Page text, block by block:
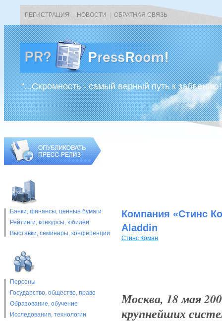
РЕГИСТРАЦИЯ НОВОСТИ ОБРАТНАЯ СВЯЗЬ
“...Скромность - самый верный путь к
Банки, финансы, ценные бумаги
Рейтинги, конкурсы, юбилеи
Выставки, cеминары, конференции
Персоны
Государство, общество, право
Образование, обучение
Исследования, технологии
Компания «Стинс
Aladdin
Стинс Коман
Москва, 18 мая
крупнейших